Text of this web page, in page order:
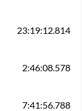
23:19:12.814
2:46:08.578
7:41:56.788